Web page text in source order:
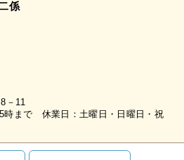
係
－11
時まで 休業日：土曜日・日曜日・祝